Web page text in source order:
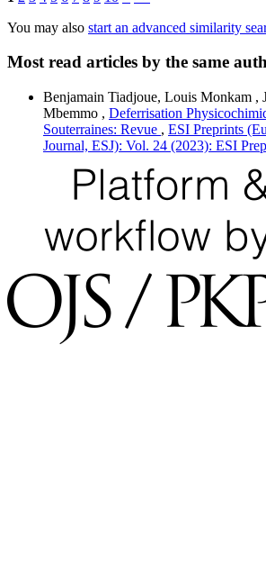
You may also start an advanced similarity
Most read articles by the same
Benjamain Tiadjoue, Louis Monkam ,
Mbemmo , Deferrisation
Souterraines: Revue , ESI Preprints
Journal, ESJ): Vol. 24 (2023): ESI